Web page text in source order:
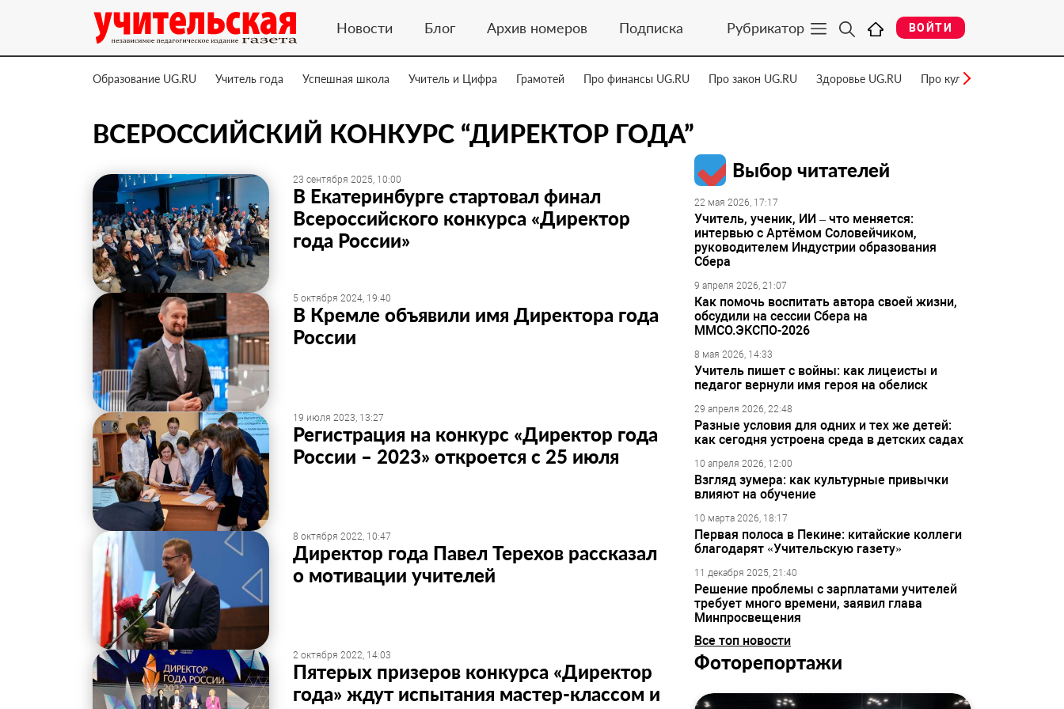
Новости Блог Архив номеров Подписка Рубрикатор ВОЙТИ
Образование UG.RU Учитель года Успешная школа Учитель и Цифра Грамотей Про финансы UG.RU Про закон UG.RU Здоровье UG.RU Про культуру UG.RU
ВСЕРОССИЙСКИЙ КОНКУРС “ДИРЕКТОР ГОДА”
23 сентября 2025, 10:00
В Екатеринбурге стартовал финал
Всероссийского конкурса «Директор
года России»
5 октября 2024, 19:40
В Кремле объявили имя Директора года
России
19 июля 2023, 13:27
Регистрация на конкурс «Директор года
России – 2023» откроется с 25 июля
8 октября 2022, 10:47
Директор года Павел Терехов рассказал
о мотивации учителей
2 октября 2022, 14:03
Пятерых призеров конкурса «Директор
года» ждут испытания мастер-классом и
Выбор читателей
22 мая 2026, 17:17
Учитель, ученик, ИИ – что меняется:
интервью с Артёмом Соловейчиком,
руководителем Индустрии образования
Сбера
9 апреля 2026, 21:07
Как помочь воспитать автора своей жизни,
обсудили на сессии Сбера на
ММСО.ЭКСПО-2026
8 мая 2026, 14:33
Учитель пишет с войны: как лицеисты и
педагог вернули имя героя на обелиск
29 апреля 2026, 22:48
Разные условия для одних и тех же детей:
как сегодня устроена среда в детских садах
10 апреля 2026, 12:00
Взгляд зумера: как культурные привычки
влияют на обучение
10 марта 2026, 18:17
Первая полоса в Пекине: китайские коллеги
благодарят «Учительскую газету»
11 декабря 2025, 21:40
Решение проблемы с зарплатами учителей
требует много времени, заявил глава
Минпросвещения
Все топ новости
Фоторепортажи